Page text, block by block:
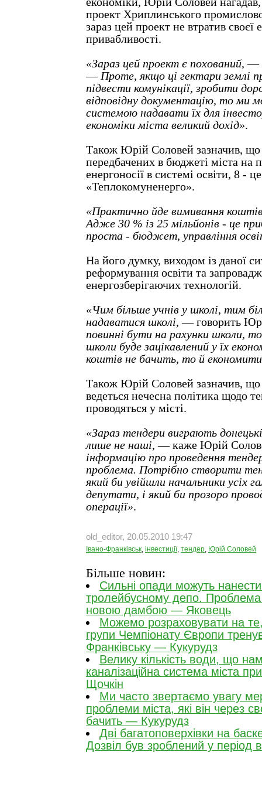
проект Хриплинського
зараз цей проект не втратив своєї
привабливості.
«Зараз цей проект є похований, —
— Проте, якщо ці гектари землі
підвести комунікації, зробити
відповідну документацію, то ми
системою надавати їх для
економіки міста великий дохід».
Також Юрій Соловей зазначив, що
передбачених в бюджеті міста на
енергоносії в системі освіти, 8 -
«Теплокомуненерго».
«Практично йде вимивання
Адже 30 % із 25 мільйонів - це
проста - бюджет, управління
На його думку, виходом із даної
реформування освіти та
енергозберігаючих технологій.
«Чим більше учнів у школі, тим
надаватися школі, — говорить
повинні бути на рахунки школи,
школи буде зацікавлений у їх
коштів не бачить, то й
Також Юрій Соловей зазначив, що
ведеться нечесна політика щодо
проводяться у місті.
«Зараз тендери виграють
лише не наші, — каже Юрій
інформацію про проведення
проблема. Потрібно створити
який би увійшли начальники усіх
депутати, і який би прозоро
операції».
old_editor, 20.05.2010 19:47
Івано-Франківськ, інвестиції, тендер, Юрій Соловей
Більше новин:
Сильні опади можуть
тролейбусному депо. Проблема
новою дамбою — Яковець
Можемо розраховувати на
групи Чемпіонату Європи
Франківську — Кукурудз
Велику кількість води, що
каналізаційна система міста
Щочкін
Ми часто звертаємо увагу
проблеми міста, які він через
бачить — Кукурудз
Дві багатоповерхівки на
Дозвіл був зроблений у період